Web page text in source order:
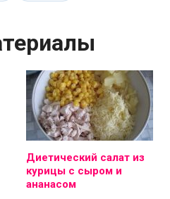
Диетический салат из
курицы с сыром и
ананасом